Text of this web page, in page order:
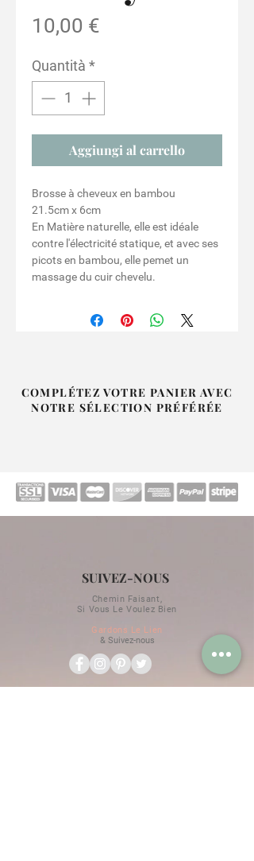
10,00 €
Quantità *
Aggiungi al carrello
Brosse à cheveux en bambou
21.5cm x 6cm
En Matière naturelle, elle est idéale
contre l'électricité statique, et avec ses
picots en bambou, elle pemet un
massage du cuir chevelu.
COMPLÉTEZ VOTRE PANIER AVEC
NOTRE SÉLECTION PRÉFÉRÉE
SUIVEZ-NOUS
Chemin Faisant,
Si Vous Le Voulez Bien
Gardons Le Lien
& Suivez-nous